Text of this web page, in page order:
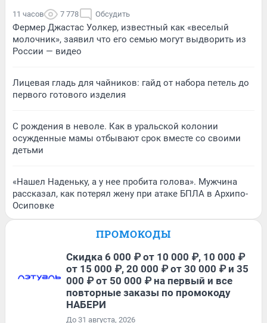
11 часов 7 778 Обсудить
Фермер Джастас Уолкер, известный как «веселый
молочник», заявил что его семью могут выдворить из
России — видео
Лицевая гладь для чайников: гайд от набора петель до
первого готового изделия
С рождения в неволе. Как в уральской колонии
осужденные мамы отбывают срок вместе со своими
детьми
«Нашел Наденьку, а у нее пробита голова». Мужчина
рассказал, как потерял жену при атаке БПЛА в Архипо-
Осиповке
ПРОМОКОДЫ
Скидка 6 000 ₽ от 10 000 ₽, 10 000 ₽
от 15 000 ₽, 20 000 ₽ от 30 000 ₽ и 35
000 ₽ от 50 000 ₽ на первый и все
повторные заказы по промокоду
НАБЕРИ
До 31 августа, 2026